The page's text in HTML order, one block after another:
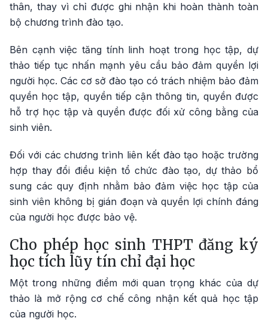
thân, thay vì chỉ được ghi nhận khi hoàn thành toàn
bộ chương trình đào tạo.
Bên cạnh việc tăng tính linh hoạt trong học tập, dự
thảo tiếp tục nhấn mạnh yêu cầu bảo đảm quyền lợi
người học. Các cơ sở đào tạo có trách nhiệm bảo đảm
quyền học tập, quyền tiếp cận thông tin, quyền được
hỗ trợ học tập và quyền được đối xử công bằng của
sinh viên.
Đối với các chương trình liên kết đào tạo hoặc trường
hợp thay đổi điều kiện tổ chức đào tạo, dự thảo bổ
sung các quy định nhằm bảo đảm việc học tập của
sinh viên không bị gián đoạn và quyền lợi chính đáng
của người học được bảo vệ.
Cho phép học sinh THPT đăng ký
học tích lũy tín chỉ đại học
Một trong những điểm mới quan trọng khác của dự
thảo là mở rộng cơ chế công nhận kết quả học tập
của người học.